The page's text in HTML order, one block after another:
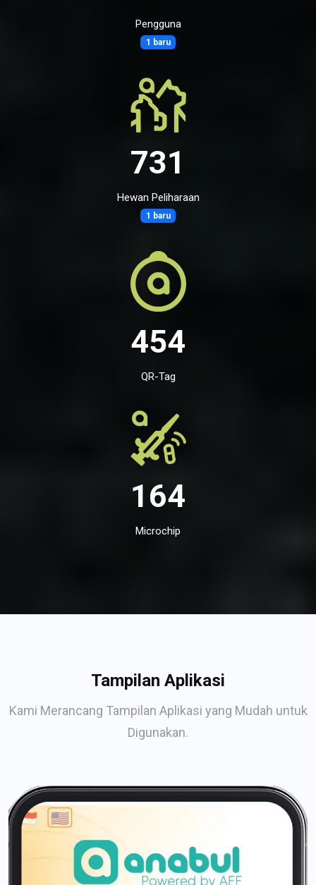
Pengguna
1 baru
731
Hewan Peliharaan
1 baru
454
QR-Tag
164
Microchip
Tampilan Aplikasi
Kami Merancang Tampilan Aplikasi yang Mudah untuk
Digunakan.